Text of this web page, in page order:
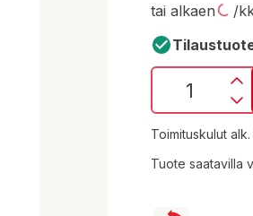
tai alkaen /
Toimituskulut alk.
Tuote saatavilla